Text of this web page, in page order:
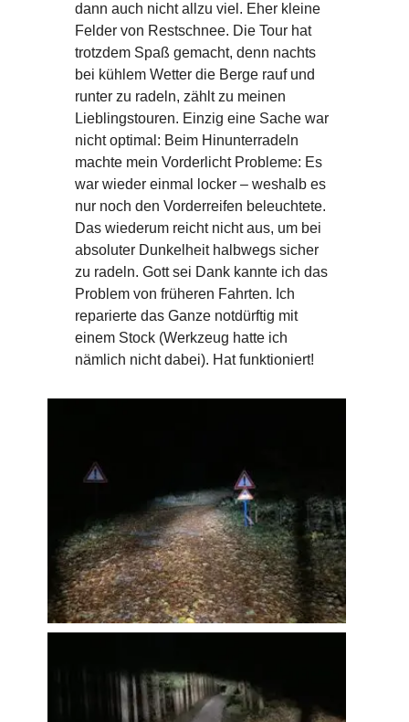
dann auch nicht allzu viel. Eher kleine
Felder von Restschnee. Die Tour hat
trotzdem Spaß gemacht, denn nachts
bei kühlem Wetter die Berge rauf und
runter zu radeln, zählt zu meinen
Lieblingstouren. Einzig eine Sache war
nicht optimal: Beim Hinunterradeln
machte mein Vorderlicht Probleme: Es
war wieder einmal locker – weshalb es
nur noch den Vorderreifen beleuchtete.
Das wiederum reicht nicht aus, um bei
absoluter Dunkelheit halbwegs sicher
zu radeln. Gott sei Dank kannte ich das
Problem von früheren Fahrten. Ich
reparierte das Ganze notdürftig mit
einem Stock (Werkzeug hatte ich
nämlich nicht dabei). Hat funktioniert!